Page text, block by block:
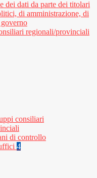
dei dati da parte dei titolari
di amministrazione, di
regionali/provinciali
consiliari
di controllo
4